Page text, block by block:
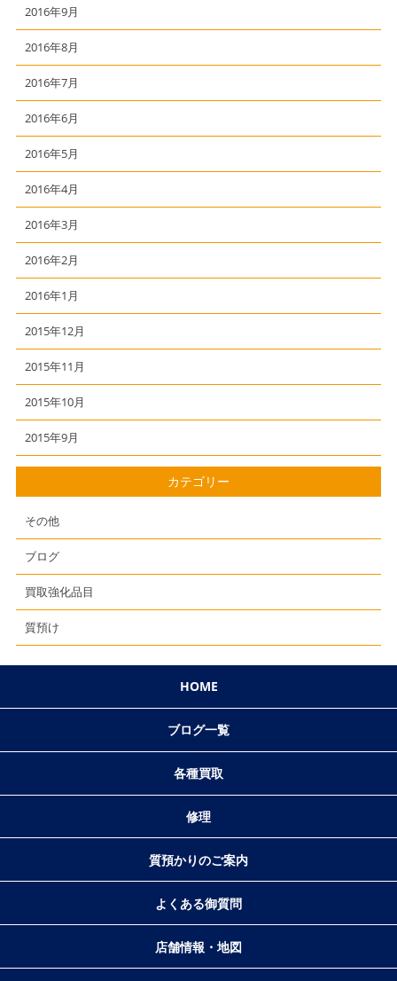
2016年9月
2016年8月
2016年7月
2016年6月
2016年5月
2016年4月
2016年3月
2016年2月
2016年1月
2015年12月
2015年11月
2015年10月
2015年9月
カテゴリー
その他
ブログ
買取強化品目
質預け
HOME
ブログ一覧
各種買取
修理
質預かりのご案内
よくある御質問
店舗情報・地図